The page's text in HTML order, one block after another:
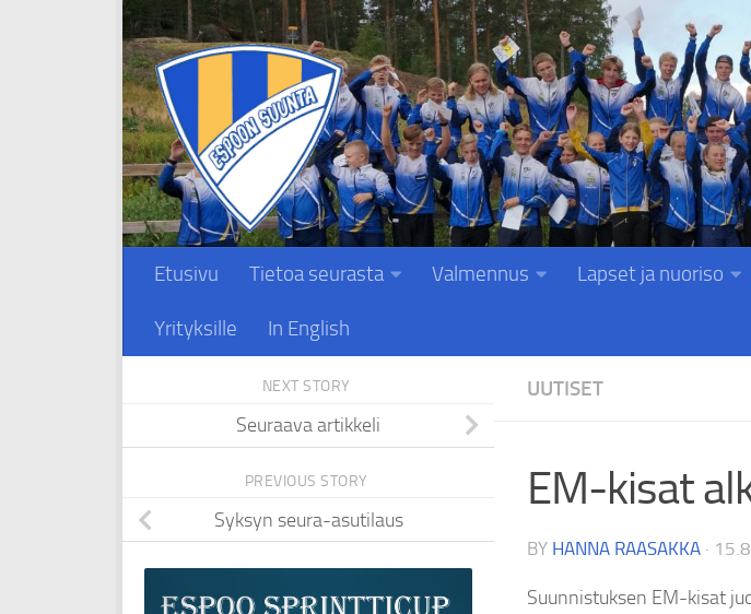
Skip to content
Etusivu Tietoa seurasta Valmennus Lapset ja nuoriso
Yrityksille In English
UUTISET
EM-kisat
BY HANNA RAASAKKA ·
Suunnistuksen EM-kisat
NEXT STORY
Seuraava artikkeli
PREVIOUS STORY
Syksyn seura-asutilaus